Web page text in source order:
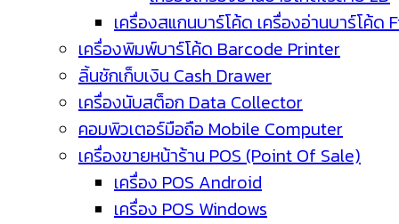
เครื่องสแกนบาร์โค้ด เครื่องอ่านบาร์โค้ด
เครื่องพิมพ์บาร์โค้ด Barcode Printer
ลิ้นชักเก็บเงิน Cash Drawer
เครื่องนับสต็อก Data Collector
คอมพิวเตอร์มือถือ Mobile Computer
เครื่องขายหน้าร้าน POS (Point Of Sale)
เครื่อง POS Android
เครื่อง POS Windows